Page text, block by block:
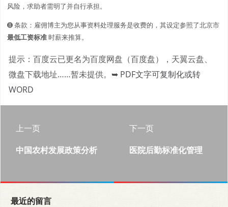
风险，求助者需明了并自行承担。
➑ 条款：雇佣博主为您从事资料处理服务是收费的，其设定参照了北京市
最低工资标准时薪来推算。
提示：百度云已更名为百度网盘（百度盘），天翼云盘、
微盘下载地址……暂未提供。 ➥ PDF文字可复制化或转
WORD
上一页
中国农村发展政策分析
下一页
医院后勤标准化管理
最近的留言